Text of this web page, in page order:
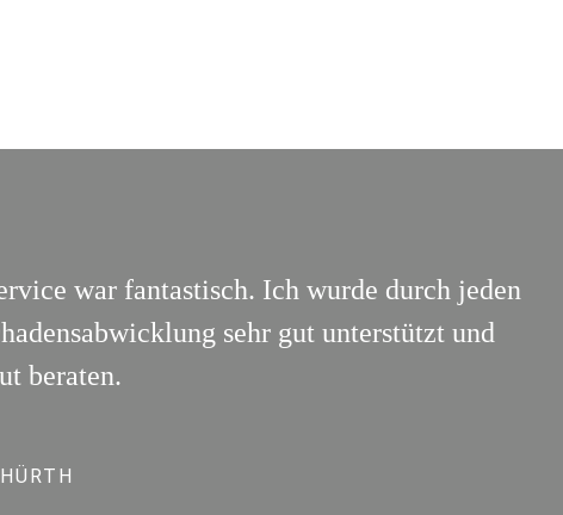
war fantastisch. Ich wurde durch jeden
sehr gut unterstützt und
beraten.